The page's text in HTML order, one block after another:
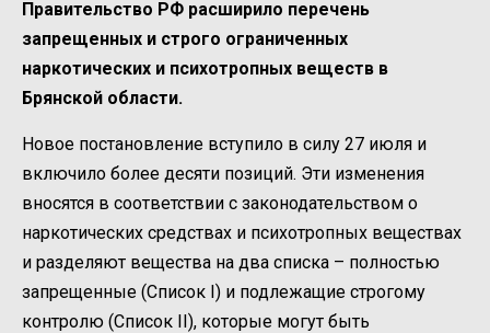
Правительство РФ расширило перечень
запрещенных и строго ограниченных
наркотических и психотропных веществ в
Брянской области.
Новое постановление вступило в силу 27 июля и
включило более десяти позиций. Эти изменения
вносятся в соответствии с законодательством о
наркотических средствах и психотропных веществах
и разделяют вещества на два списка – полностью
запрещенные (Список I) и подлежащие строгому
контролю (Список II), которые могут быть